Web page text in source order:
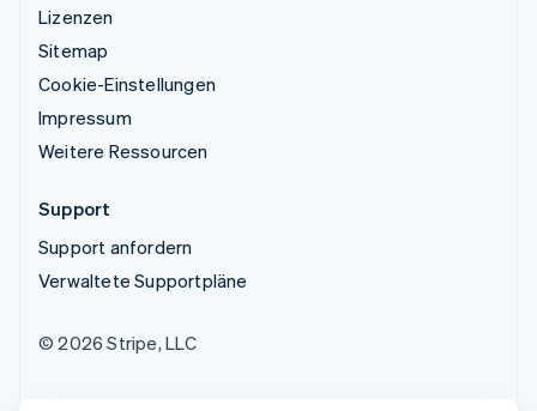
Lizenzen
Sitemap
Cookie-Einstellungen
Impressum
Weitere Ressourcen
Support
Support anfordern
Verwaltete Supportpläne
© 2026 Stripe, LLC